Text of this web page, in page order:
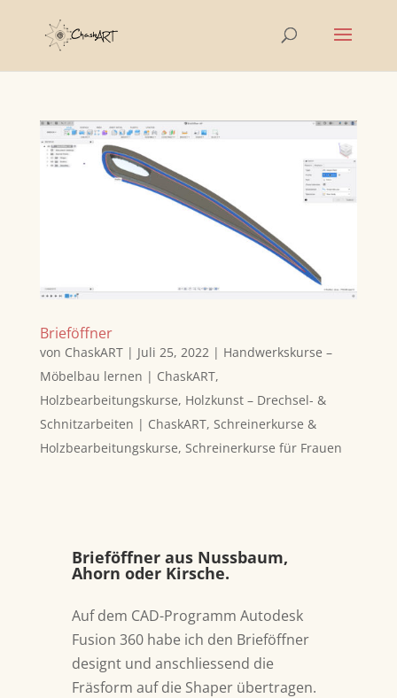
Brieföffner
von ChaskART| Juli 25, 2022 | Handwerkskurse –
Möbelbau lernen | ChaskART,
Holzbearbeitungskurse, Holzkunst – Drechsel- &
Schnitzarbeiten | ChaskART, Schreinerkurse &
Holzbearbeitungskurse, Schreinerkurse für Frauen
Brieföffner aus Nussbaum,
Ahorn oder Kirsche.
Auf dem CAD-Programm Autodesk
Fusion 360 habe ich den Brieföffner
designt und anschliessend die
Fräsform auf die Shaper übertragen.